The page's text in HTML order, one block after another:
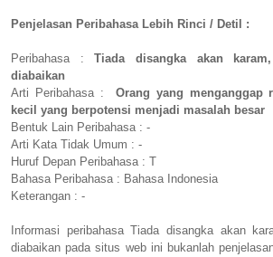
Penjelasan Peribahasa Lebih Rinci / Detil :
Peribahasa :Tiada disangka akan
diabaikan
Arti Peribahasa :Orang yang menganggap
kecil yang berpotensi menjadi masalah besar
Bentuk Lain Peribahasa : -
Arti Kata Tidak Umum : -
Huruf Depan Peribahasa : T
Bahasa Peribahasa : Bahasa Indonesia
Keterangan : -
Informasi peribahasa Tiada disangka akan
diabaikan pada situs web ini bukanlah